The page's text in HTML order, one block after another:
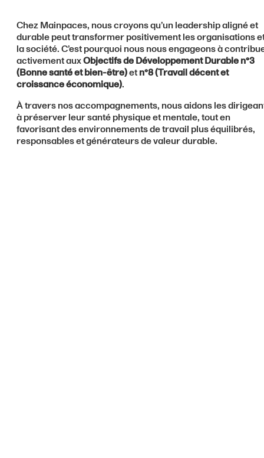
Chez Mainpaces, nous croyons qu’un leadership aligné et
durable peut transformer positivement les organisations
la société. C’est pourquoi nous nous engageons à
activement auxObjectifs de Développement Durable n°3
(Bonne santé et bien-être)etn°8 (Travail décent et
croissance économique).
À travers nos accompagnements, nous aidons les
à préserver leur santé physique et mentale, tout en
favorisant des environnements de travail plus équilibrés,
responsables et générateurs de valeur durable.